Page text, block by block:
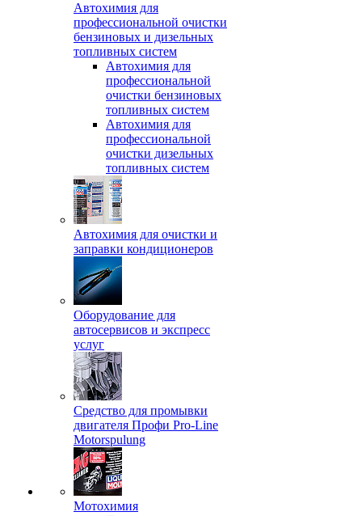
Автохимия для
профессиональной очистки
бензиновых и дизельных
топливных систем
Автохимия для
профессиональной
очистки бензиновых
топливных систем
Автохимия для
профессиональной
очистки дизельных
топливных систем
Автохимия для очистки и
заправки кондиционеров
Оборудование для
автосервисов и экспресс
услуг
Средство для промывки
двигателя Профи Pro-Line
Motorspulung
Мотохимия